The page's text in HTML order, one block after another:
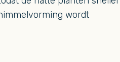
wordt